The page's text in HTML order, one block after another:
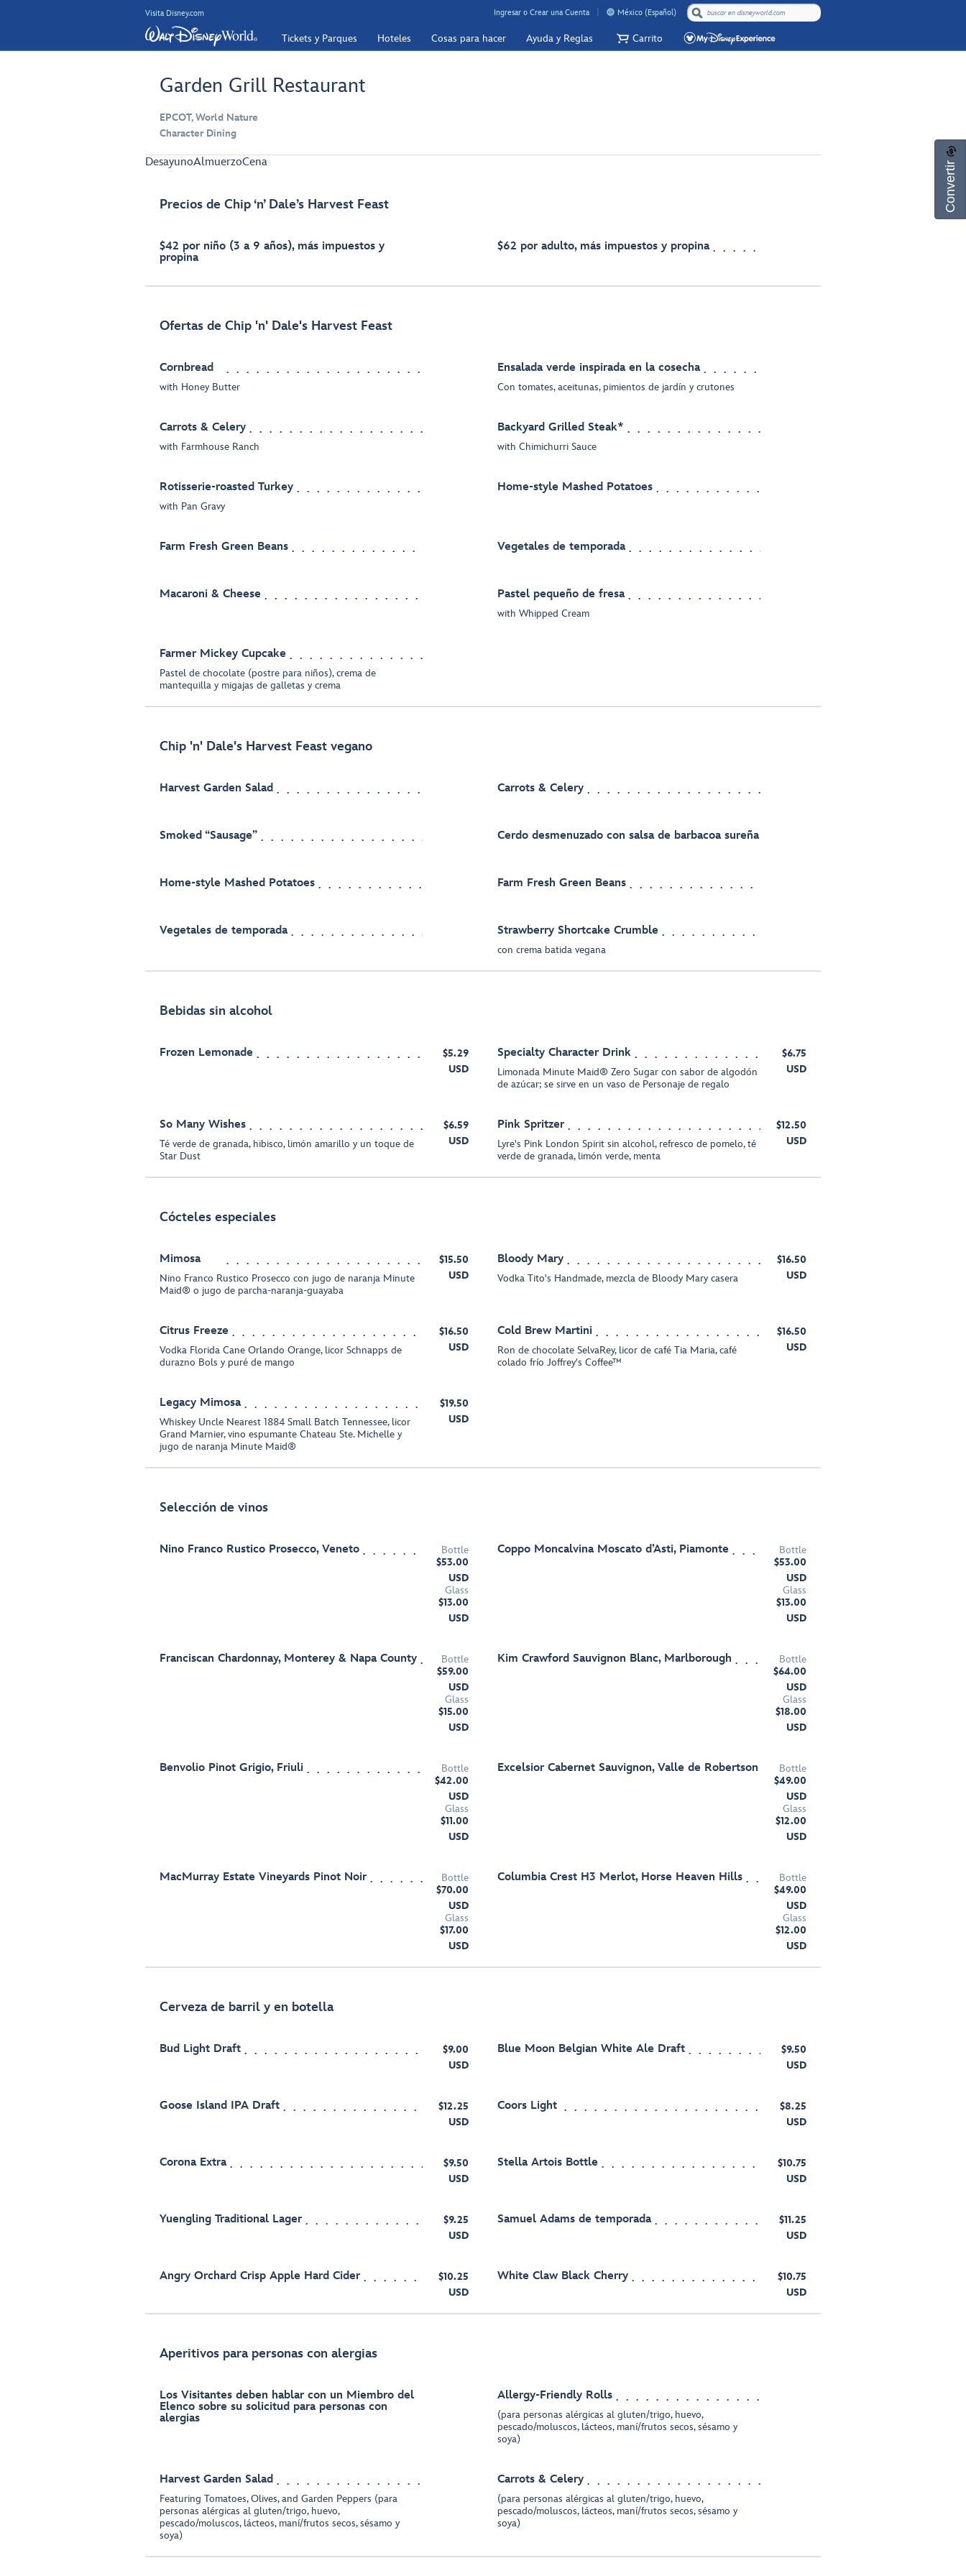
Visita Disney.com Ingresar o Crear una Cuenta México (Español)
Tickets y Parques Hoteles Cosas para hacer Ayuda y Reglas Carrito
Garden Grill Restaurant
EPCOT, World Nature
Character Dining
DesayunoAlmuerzoCena
Precios de Chip ‘n’ Dale’s Harvest Feast
$42 por niño (3 a 9 años), más impuestos y
propina
$62 por adulto, más impuestos y propina
Ofertas de Chip 'n' Dale's Harvest Feast
Cornbread
with Honey Butter
Ensalada verde inspirada en la cosecha
Con tomates, aceitunas, pimientos de jardín y crutones
Carrots & Celery
with Farmhouse Ranch
Backyard Grilled Steak*
with Chimichurri Sauce
Rotisserie-roasted Turkey
with Pan Gravy
Home-style Mashed Potatoes
Farm Fresh Green Beans Vegetales de temporada
Macaroni & Cheese Pastel pequeño de fresa
with Whipped Cream
Farmer Mickey Cupcake
Pastel de chocolate (postre para niños), crema de
mantequilla y migajas de galletas y crema
Chip 'n' Dale's Harvest Feast vegano
Harvest Garden Salad Carrots & Celery
Smoked “Sausage” Cerdo desmenuzado con salsa de barbacoa sureña
Home-style Mashed Potatoes Farm Fresh Green Beans
Vegetales de temporada Strawberry Shortcake Crumble
con crema batida vegana
Bebidas sin alcohol
Frozen Lemonade
$5.29
USD
Specialty Character Drink
Limonada Minute Maid® Zero Sugar con sabor de algodón
de azúcar; se sirve en un vaso de Personaje de regalo
$6.75
USD
So Many Wishes
Té verde de granada, hibisco, limón amarillo y un toque de
Star Dust
$6.59
USD
Pink Spritzer
Lyre's Pink London Spirit sin alcohol, refresco de pomelo, té
verde de granada, limón verde, menta
$12.50
USD
Cócteles especiales
Mimosa
Nino Franco Rustico Prosecco con jugo de naranja Minute
Maid® o jugo de parcha-naranja-guayaba
$15.50
USD
Bloody Mary
Vodka Tito's Handmade, mezcla de Bloody Mary casera
$16.50
USD
Citrus Freeze
Vodka Florida Cane Orlando Orange, licor Schnapps de
durazno Bols y puré de mango
$16.50
USD
Cold Brew Martini
Ron de chocolate SelvaRey, licor de café Tia Maria, café
colado frío Joffrey's Coffee™
$16.50
USD
Legacy Mimosa
Whiskey Uncle Nearest 1884 Small Batch Tennessee, licor
Grand Marnier, vino espumante Chateau Ste. Michelle y
jugo de naranja Minute Maid®
$19.50
USD
Selección de vinos
Nino Franco Rustico Prosecco, Veneto
Bottle
$53.00
USD
Glass
$13.00
USD
Coppo Moncalvina Moscato d’Asti, Piamonte
Bottle
$53.00
USD
Glass
$13.00
USD
Franciscan Chardonnay, Monterey & Napa County
Bottle
$59.00
USD
Glass
$15.00
USD
Kim Crawford Sauvignon Blanc, Marlborough
Bottle
$64.00
USD
Glass
$18.00
USD
Benvolio Pinot Grigio, Friuli
Bottle
$42.00
USD
Glass
$11.00
USD
Excelsior Cabernet Sauvignon, Valle de Robertson
Bottle
$49.00
USD
Glass
$12.00
USD
MacMurray Estate Vineyards Pinot Noir
Bottle
$70.00
USD
Glass
$17.00
USD
Columbia Crest H3 Merlot, Horse Heaven Hills
Bottle
$49.00
USD
Glass
$12.00
USD
Cerveza de barril y en botella
Bud Light Draft
$9.00
USD
Blue Moon Belgian White Ale Draft
$9.50
USD
Goose Island IPA Draft
$12.25
USD
Coors Light
$8.25
USD
Corona Extra
$9.50
USD
Stella Artois Bottle
$10.75
USD
Yuengling Traditional Lager
$9.25
USD
Samuel Adams de temporada
$11.25
USD
Angry Orchard Crisp Apple Hard Cider
$10.25
USD
White Claw Black Cherry
$10.75
USD
Aperitivos para personas con alergias
Los Visitantes deben hablar con un Miembro del
Elenco sobre su solicitud para personas con
alergias
Allergy-Friendly Rolls
(para personas alérgicas al gluten/trigo, huevo,
pescado/moluscos, lácteos, maní/frutos secos, sésamo y
soya)
Harvest Garden Salad
Featuring Tomatoes, Olives, and Garden Peppers (para
personas alérgicas al gluten/trigo, huevo,
pescado/moluscos, lácteos, maní/frutos secos, sésamo y
soya)
Carrots & Celery
(para personas alérgicas al gluten/trigo, huevo,
pescado/moluscos, lácteos, maní/frutos secos, sésamo y
soya)
Convertir